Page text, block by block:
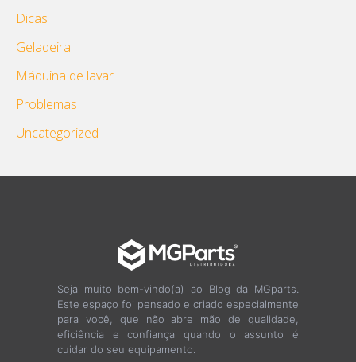
Dicas
Geladeira
Máquina de lavar
Problemas
Uncategorized
Seja muito bem-vindo(a) ao Blog da MGparts.
Este espaço foi pensado e criado especialmente
para você, que não abre mão de qualidade,
eficiência e confiança quando o assunto é
cuidar do seu equipamento.